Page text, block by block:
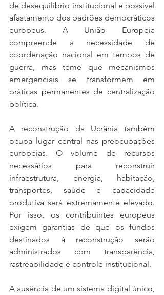
de desequilíbrio institucional e possível
afastamento dos padrões democráticos
europeus. A União Europeia
compreende a necessidade de
coordenação nacional em tempos de
guerra, mas teme que mecanismos
emergenciais se transformem em
práticas permanentes de centralização
política.
A reconstrução da Ucrânia também
ocupa lugar central nas preocupações
europeias. O volume de recursos
necessários para reconstruir
infraestrutura, energia, habitação,
transportes, saúde e capacidade
produtiva será extremamente elevado.
Por isso, os contribuintes europeus
exigem garantias de que os fundos
destinados à reconstrução serão
administrados com transparência,
rastreabilidade e controle institucional.
A ausência de um sistema digital único,